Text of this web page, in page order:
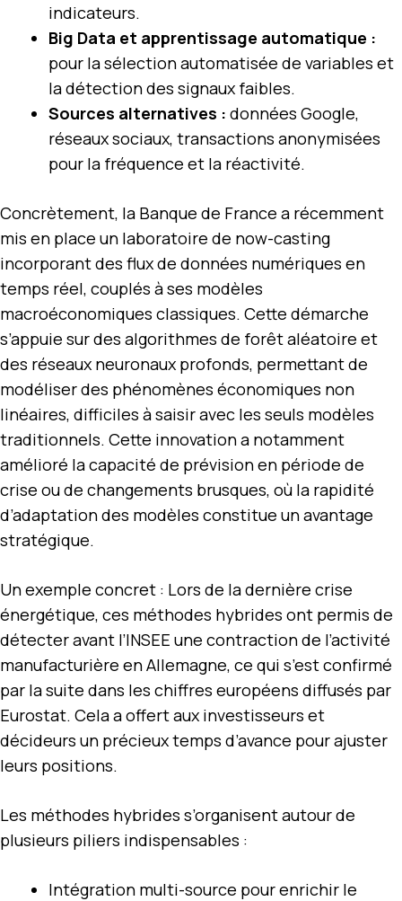
indicateurs.
Big Data et apprentissage automatique :
pour la sélection automatisée de variables et
la détection des signaux faibles.
Sources alternatives : données Google,
réseaux sociaux, transactions anonymisées
pour la fréquence et la réactivité.
Concrètement, la Banque de France a récemment
mis en place un laboratoire de now-casting
incorporant des flux de données numériques en
temps réel, couplés à ses modèles
macroéconomiques classiques. Cette démarche
s’appuie sur des algorithmes de forêt aléatoire et
des réseaux neuronaux profonds, permettant de
modéliser des phénomènes économiques non
linéaires, difficiles à saisir avec les seuls modèles
traditionnels. Cette innovation a notamment
amélioré la capacité de prévision en période de
crise ou de changements brusques, où la rapidité
d’adaptation des modèles constitue un avantage
stratégique.
Un exemple concret : Lors de la dernière crise
énergétique, ces méthodes hybrides ont permis de
détecter avant l’INSEE une contraction de l’activité
manufacturière en Allemagne, ce qui s’est confirmé
par la suite dans les chiffres européens diffusés par
Eurostat. Cela a offert aux investisseurs et
décideurs un précieux temps d’avance pour ajuster
leurs positions.
Les méthodes hybrides s’organisent autour de
plusieurs piliers indispensables :
Intégration multi-source pour enrichir le